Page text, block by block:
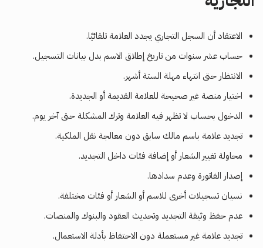
الاعتقاد أن السجل التجاري يجدد العلامة تلقائيًا.
حساب عشر سنوات من تاريخ إطلاق الاسم بدل بيانات التسجيل.
الانتظار حتى انتهاء مهلة الستة أشهر.
اختيار منصة غير صحيحة للعلامة القديمة أو الجديدة.
الدخول بحساب لا تظهر فيه العلامة وترك المشكلة حتى آخر يوم.
تجديد علامة باسم مالك سابق دون معالجة نقل الملكية.
محاولة تغيير الشعار أو إضافة فئات داخل التجديد.
إصدار الفاتورة وعدم سدادها.
نسيان تسجيلات أخرى للاسم أو الشعار أو فئات مختلفة.
عدم حفظ وثيقة التجديد وتحديث العقود والبنوك والمنصات.
تجديد علامة غير مستعملة دون الاحتفاظ بأدلة الاستعمال.